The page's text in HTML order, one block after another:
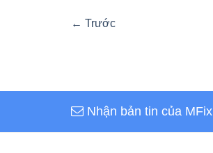
← Trước
Nhận bản tin của MFix